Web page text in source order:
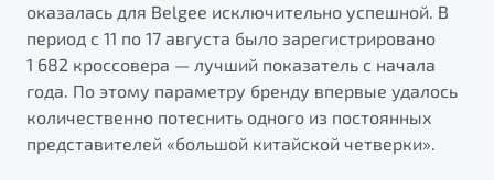
Элегантный и практичный седан
от 1 699 990 ₽*
Обзор В наличии
Узнайте о специальных выгодах при покупке
автомобиля Belgee
Подробно
оказалась для Belgee исключительно успешной. В
период с 11 по 17 августа было зарегистрировано
1 682 кроссовера — лучший показатель с начала
года. По этому параметру бренду впервые удалось
количественно потеснить одного из постоянных
представителей «большой китайской четверки».